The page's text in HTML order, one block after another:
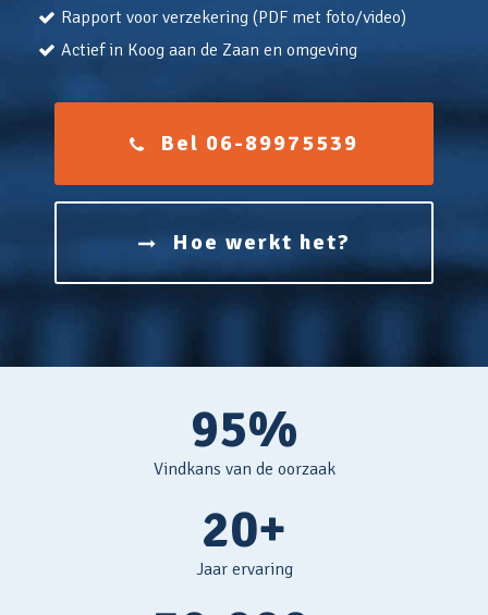
Rapport voor verzekering (PDF met foto/video)
Actief in Koog aan de Zaan en omgeving
Bel 06-89975539
Hoe werkt het?
95%
Vindkans van de oorzaak
20+
Jaar ervaring